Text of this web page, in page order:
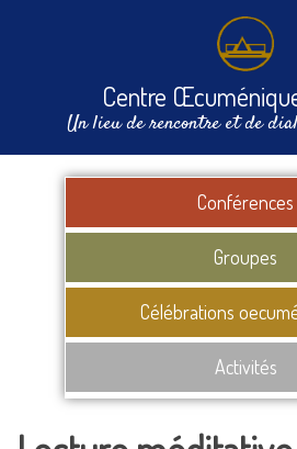
Centre
Un lieu de rencontre et de
Conférences
Groupes
Célébrations
Activités